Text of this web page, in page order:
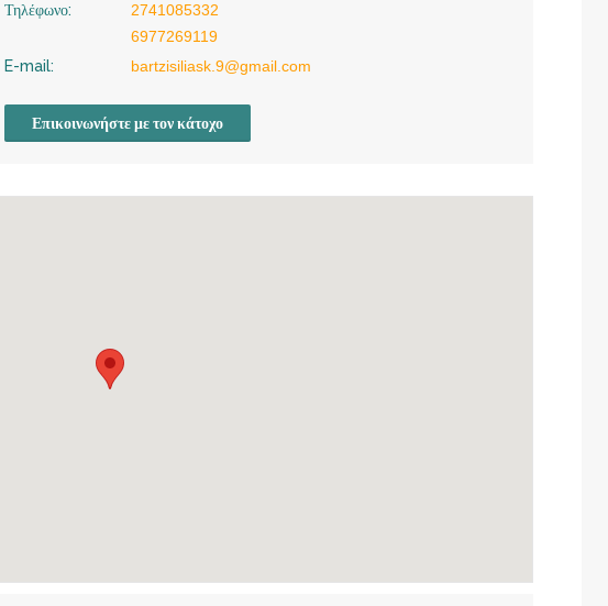
Τηλέφωνο:
2741085332
6977269119
E-mail:
bartzisiliask.9@gmail.com
Επικοινωνήστε με τον κάτοχο